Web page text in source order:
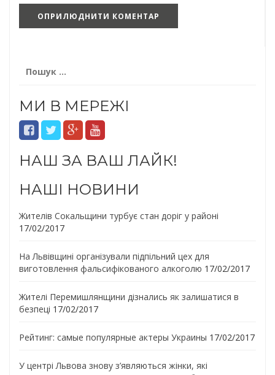
МИ В МЕРЕЖІ
НАШ ЗА ВАШ ЛАЙК!
НАШІ НОВИНИ
Жителів Сокальщини турбує стан доріг у районі
17/02/2017
На Львівщині організували підпільний цех для
виготовлення фальсифікованого алкоголю 17/02/2017
Жителі Перемишлянщини дізнались як залишатися в
безпеці 17/02/2017
Рейтинг: самые популярные актеры Украины 17/02/2017
У центрі Львова знову з’являються жінки, які